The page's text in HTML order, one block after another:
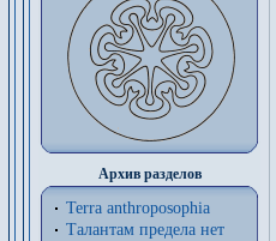
Архив разделов
Terra anthroposophia
Талантам предела нет